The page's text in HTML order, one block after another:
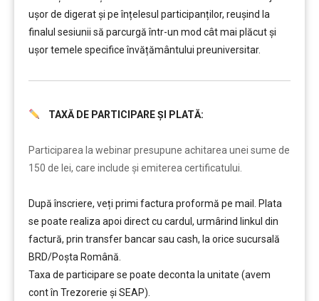
ușor de digerat și pe înțelesul participanților, reușind la
finalul sesiunii să parcurgă într-un mod cât mai plăcut și
ușor temele specifice învățământului preuniversitar.
TAXĂ DE PARTICIPARE ȘI PLATĂ:
Participarea la webinar presupune achitarea unei sume de
150 de lei, care include şi emiterea certificatului.
După înscriere, veți primi factura proformă pe mail. Plata
se poate realiza apoi direct cu cardul, urmârind linkul din
factură, prin transfer bancar sau cash, la orice sucursală
BRD/Poșta Română.
Taxa de participare se poate deconta la unitate (avem
cont în Trezorerie și SEAP).